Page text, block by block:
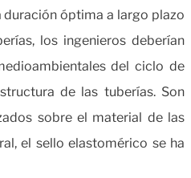
duración óptima a largo plazo
los ingenieros deberían
del ciclo de
de las tuberías. Son
sobre el material de las
el sello elastomérico se ha